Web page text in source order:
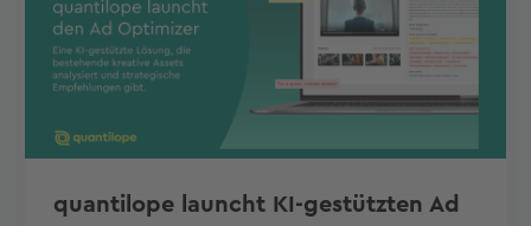
quantilope launcht KI-gestützten Ad